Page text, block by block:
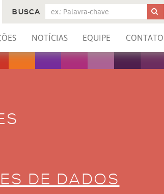
NOTÍCIAS EQUIPE CONTATO
BUSCA
DE DADOS